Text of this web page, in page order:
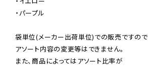
・パープル
袋単位(メーカー出荷単位)での販売ですので
アソート内容の変更等はできません。
また、商品によってはアソート比率が